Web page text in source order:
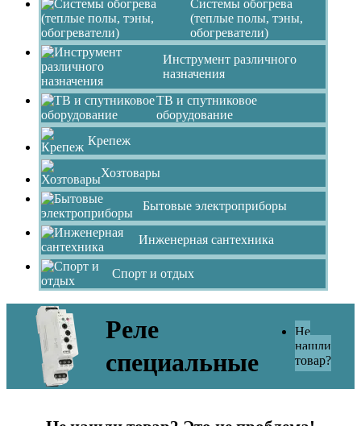
Системы обогрева
(теплые полы, тэны,
обогреватели)
Инструмент различного
назначения
ТВ и спутниковое
оборудование
Крепеж
Хозтовары
Бытовые электроприборы
Инженерная сантехника
Спорт и отдых
Реле
специальные
Не
нашли
товар?